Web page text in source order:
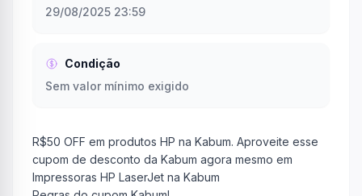
29/08/2025 23:59
Condição
Sem valor mínimo exigido
R$50 OFF em produtos HP na Kabum. Aproveite esse
cupom de desconto da Kabum agora mesmo em
Impressoras HP LaserJet na Kabum